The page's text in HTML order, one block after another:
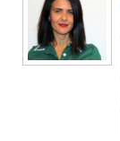
Iasi
Ilfov